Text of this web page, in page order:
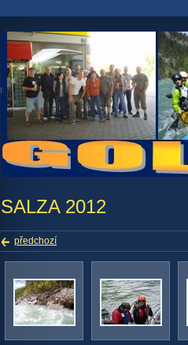
SALZA 2012
předchozí